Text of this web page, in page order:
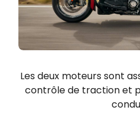
Les deux moteurs sont
contrôle de traction et